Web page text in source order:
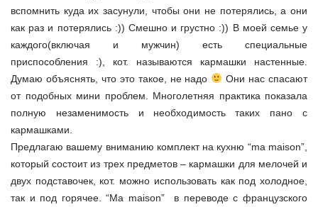
вспомнить куда их засунули, чтобы они не потерялись, а они
как раз и потерялись :)) Смешно и грустно :)) В моей семье у
каждого(включая и мужчин) есть специальные
приспособления :), кот. называются кармашки настенные.
Думаю объяснять, что это такое, не надо
Они нас спасают
от подобных мини проблем. Многолетняя практика показала
полную незаменимость и необходимость таких пано с
кармашками.
Предлагаю вашему вниманию комплект на кухню “ma maison”,
который состоит из трех предметов – кармашки для мелочей и
двух подставочек, кот. можно использовать как под холодное,
так и под горячее. “Ma maison” в переводе с французского